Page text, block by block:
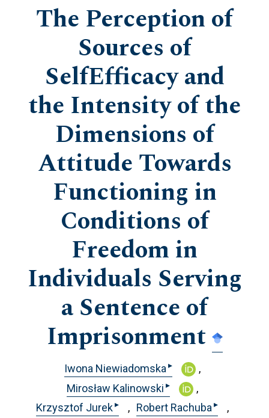
The Perception of
Sources of
SelfEfficacy and
the Intensity of the
Dimensions of
Attitude Towards
Functioning in
Conditions of
Freedom in
Individuals Serving
a Sentence of
Imprisonment
Iwona Niewiadomska ▸
Mirosław Kalinowski ▸
Krzysztof Jurek▸ Robert Rachuba ▸